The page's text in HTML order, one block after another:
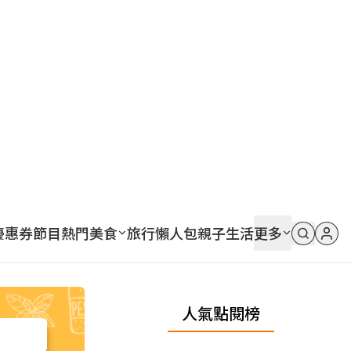
惠券節目熱門美食 旅行懶人包親子生活更多
人氣點閱榜